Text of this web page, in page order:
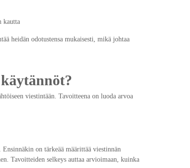
kautta
heidän odotustensa mukaisesti, mikä johtaa
viestintään. Tavoitteena on luoda arvoa
on tärkeää määrittää viestinnän
Tavoitteiden selkeys auttaa arvioimaan, kuinka